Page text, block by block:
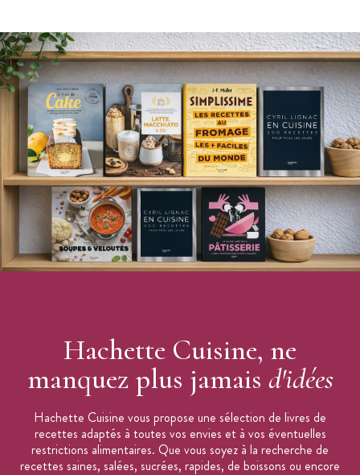
grandes créations sucrées deChristophe Michalak, pour le plus
grand bonheur des gourmands !
Les + produit :
150 recettes regroupées en 3 livres
Les meilleures recettes de Christophe Michalak
Coffret sérigraphié
Caractéristiques du livre de recettes
Titre : 20 ans de Pâtisserie
Coffret sérigraphié en 3 volumes :
Époque Plaza
Époque Masterclass
Époque Michalak Paris
Format : 222 x 285 mm
Collection : Beaux Livres Cuisine
Hachette Cuisine, ne
manquez plus jamais d'idées
Hachette Cuisine vous propose une sélection de livres de
recettes adaptés à toutes vos envies et à vos éventuelles
restrictions alimentaires. Que vous soyez à la recherche de
recettes saines, salées, sucrées, rapides, de boissons ou encore